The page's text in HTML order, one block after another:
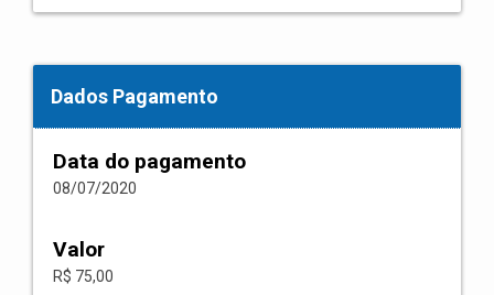
Dados Pagamento
Data do pagamento
08/07/2020
Valor
R$ 75,00